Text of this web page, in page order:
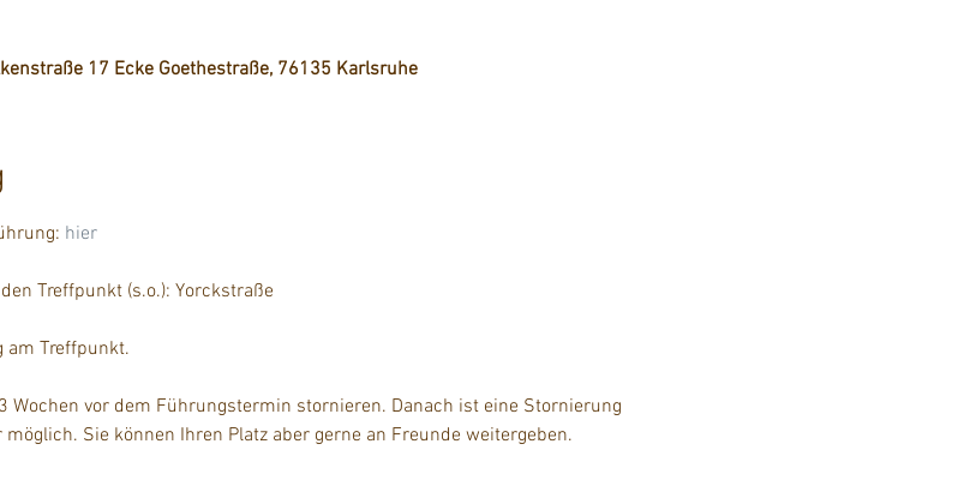
17 Ecke Goethestraße, 76135 Karlsruhe
hier
Treffpunkt (s.o.): Yorckstraße
am Treffpunkt.
Wochen vor dem Führungstermin stornieren. Danach ist eine Stornierung
Sie können Ihren Platz aber gerne an Freunde weitergeben.